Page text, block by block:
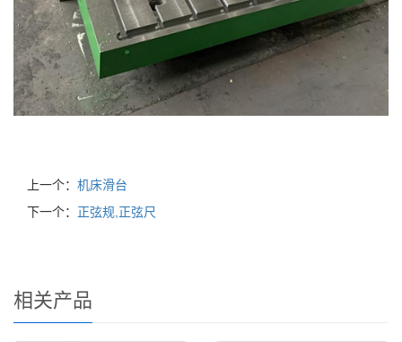
上一个： 机床滑台
下一个： 正弦规,正弦尺
相关产品